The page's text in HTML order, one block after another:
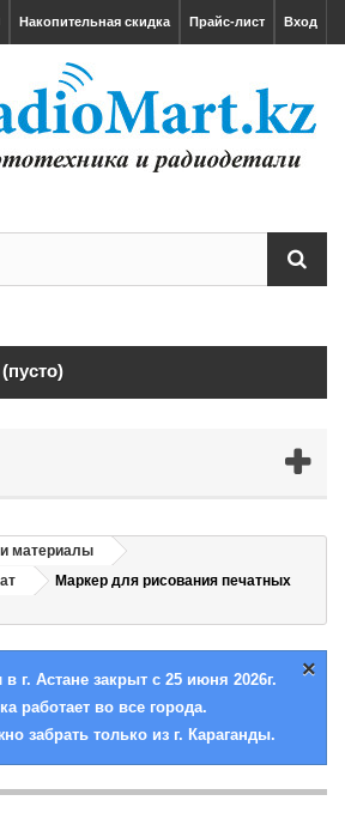
Вход
Прайс-лист
Накопительная скидка
(пусто)
материалы
Маркер для рисования печатных
×
г. Астане закрыт с 25 июня 2026г.
работает во все города.
забрать только из г. Караганды.